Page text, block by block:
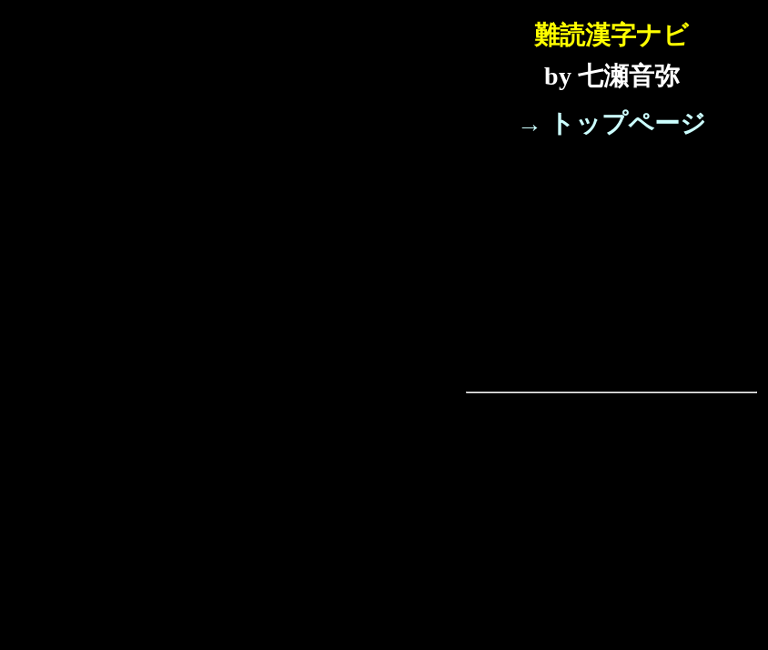
難読漢字ナビ
by 七瀬音弥
→ トップページ